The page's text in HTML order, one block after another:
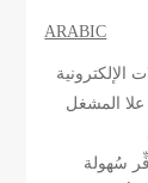
ARABIC
الإلكترونية
المشغل
سُهولة